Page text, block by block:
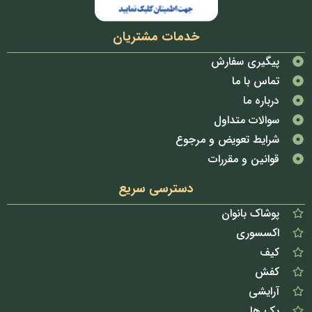
خدمات مشتریان
پیگیری سفارش
تماس با ما
درباره ما
سوالات متداول
شرایط تعویض و مرجوع
قوانین و مقررات
دسترسی سریع
پوشاک بانوان
اکسسوری
کیف
کفش
آرایشی